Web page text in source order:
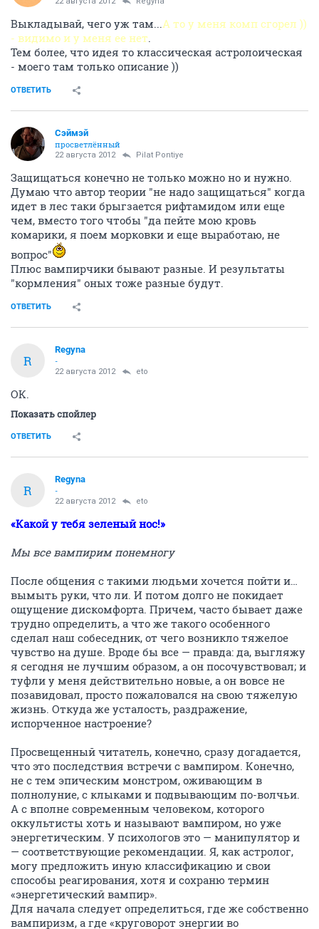
Выкладывай, чего уж там...А то у меня комп сгорел ))
- видимо и у меня ее нет.
Тем более, что идея то классическая астролоическая
- моего там только описание ))
ОТВЕТИТЬ
Сэймэй
просветлённый
22 августа 2012 Pilat Pontiye
Защищаться конечно не только можно но и нужно.
Думаю что автор теории "не надо защищаться" когда
идет в лес таки брыгзается рифтамидом или еще
чем, вместо того чтобы "да пейте мою кровь
комарики, я поем морковки и еще выработаю, не
вопрос"
Плюс вампирчики бывают разные. И результаты
"кормления" оных тоже разные будут.
ОТВЕТИТЬ
R
Regyna
-
22 августа 2012 eto
ОК.
Показать спойлер
ОТВЕТИТЬ
R
Regyna
-
22 августа 2012 eto
«Какой у тебя зеленый нос!»
Мы все вампирим понемногу
После общения с такими людьми хочется пойти и…
вымыть руки, что ли. И потом долго не покидает
ощущение дискомфорта. Причем, часто бывает даже
трудно определить, а что же такого особенного
сделал наш собеседник, от чего возникло тяжелое
чувство на душе. Вроде бы все — правда: да, выгляжу
я сегодня не лучшим образом, а он посочувствовал; и
туфли у меня действительно новые, а он вовсе не
позавидовал, просто пожаловался на свою тяжелую
жизнь. Откуда же усталость, раздражение,
испорченное настроение?
Просвещенный читатель, конечно, сразу догадается,
что это последствия встречи с вампиром. Конечно,
не с тем эпическим монстром, оживающим в
полнолуние, с клыками и подвывающим по-волчьи.
А с вполне современным человеком, которого
оккультисты хоть и называют вампиром, но уже
энергетическим. У психологов это — манипулятор и
— соответствующие рекомендации. Я, как астролог,
могу предложить иную классификацию и свои
способы реагирования, хотя и сохраню термин
«энергетический вампир».
Для начала следует определиться, где же собственно
вампиризм, а где «круговорот энергии во